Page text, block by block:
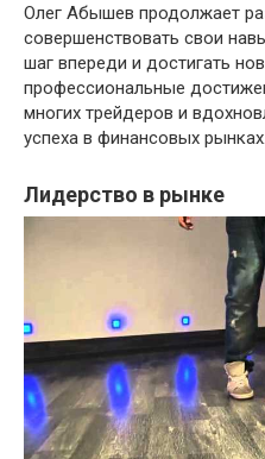
Олег Абышев продолжает
совершенствовать свои
шаг впереди и достигать
профессиональные
многих трейдеров и
успеха в финансовых рынках.
Лидерство в рынке